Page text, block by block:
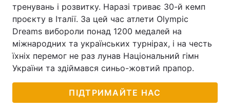
тренувань і розвитку. Наразі триває 30-й кемп
проєкту в Італії. За цей час атлети Olympic
Dreams вибороли понад 1200 медалей на
міжнародних та українських турнірах, і на честь
їхніх перемог не раз лунав Національний гімн
України та здіймався синьо-жовтий прапор.
ПІДТРИМАЙТЕ НАС